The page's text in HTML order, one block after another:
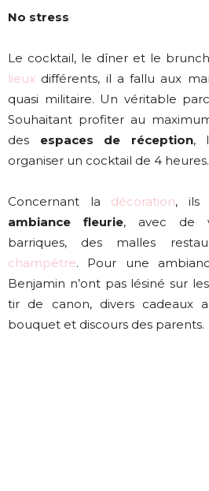
No stress
Le cocktail, le dîner et le
lieux différents, il a fallu aux
quasi militaire. Un véritable
Souhaitant profiter au
des espaces de réception,
organiser un cocktail de 4
Concernant la décoration, ils
ambiance fleurie, avec de
barriques, des malles
champêtre. Pour une
Benjamin n’ont pas lésiné sur
tir de canon, divers cadeaux
bouquet et discours des parents.